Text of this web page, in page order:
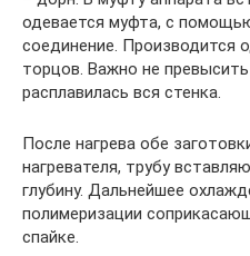
одевается муфта, с
соединение. Производится
торцов. Важно не
расплавилась вся стенка.
После нагрева обе
нагревателя, трубу
глубину. Дальнейшее
полимеризации
спайке.